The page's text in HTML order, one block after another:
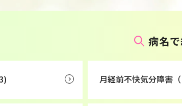
病名
月経前不快気分障害